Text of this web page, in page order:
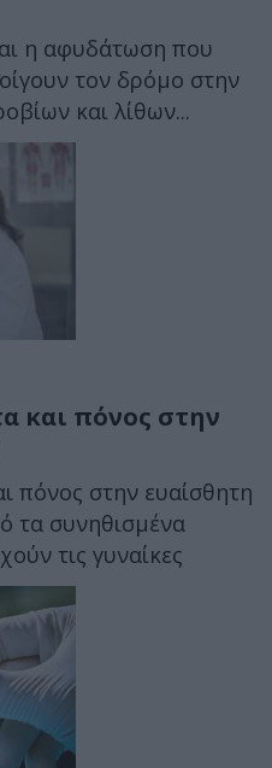
η αφυδάτωση που
τον δρόμο στην
και λίθων...
και πόνος στην
πόνος στην ευαίσθητη
τα συνηθισμένα
τις γυναίκες